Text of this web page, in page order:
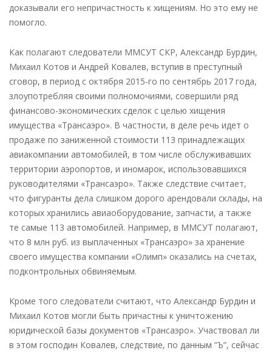
доказывали его непричастность к хищениям. Но это ему не
помогло.
Как полагают следователи ММСУТ СКР, Александр Бурдин,
Михаил Котов и Андрей Ковалев, вступив в преступный
сговор, в период с октября 2015-го по сентябрь 2017 года,
злоупотребляя своими полномочиями, совершили ряд
финансово-экономических сделок с целью хищения
имущества «Трансаэро». В частности, в деле речь идет о
продаже по заниженной стоимости 113 принадлежащих
авиакомпании автомобилей, в том числе обслуживавших
территории аэропортов, и иномарок, использовавшихся
руководителями «Трансаэро». Также следствие считает,
что фигуранты дела слишком дорого арендовали склады, на
которых хранились авиаоборудование, запчасти, а также
те самые 113 автомобилей. Например, в ММСУТ полагают,
что 8 млн руб. из выплаченных «Трансаэро» за хранение
своего имущества компании «Олимп» оказались на счетах,
подконтрольных обвиняемым.
Кроме того следователи считают, что Александр Бурдин и
Михаил Котов могли быть причастны к уничтожению
юридической базы документов «Трансаэро». Участвовал ли
в этом господин Ковалев, следствие, по данным “Ъ”, сейчас